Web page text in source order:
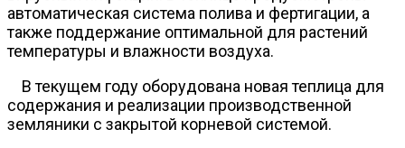
автоматическая система полива и фертигации, а
также поддержание оптимальной для растений
температуры и влажности воздуха.
В текущем году оборудована новая теплица для
содержания и реализации производственной
земляники с закрытой корневой системой.